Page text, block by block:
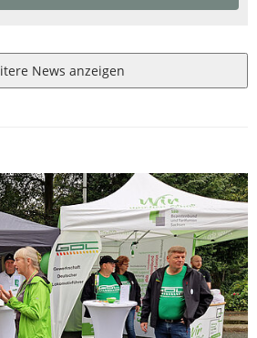
News anzeigen